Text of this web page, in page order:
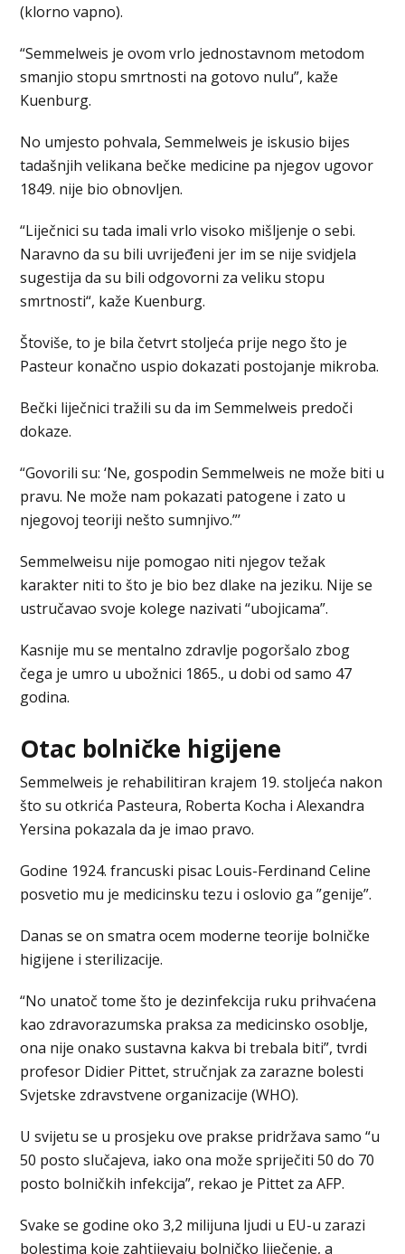
(klorno vapno).
“Semmelweis je ovom vrlo jednostavnom metodom
smanjio stopu smrtnosti na gotovo nulu”, kaže
Kuenburg.
No umjesto pohvala, Semmelweis je iskusio bijes
tadašnjih velikana bečke medicine pa njegov ugovor
1849. nije bio obnovljen.
“Liječnici su tada imali vrlo visoko mišljenje o sebi.
Naravno da su bili uvrijeđeni jer im se nije svidjela
sugestija da su bili odgovorni za veliku stopu
smrtnosti“, kaže Kuenburg.
Štoviše, to je bila četvrt stoljeća prije nego što je
Pasteur konačno uspio dokazati postojanje mikroba.
Bečki liječnici tražili su da im Semmelweis predoči
dokaze.
“Govorili su: ‘Ne, gospodin Semmelweis ne može biti u
pravu. Ne može nam pokazati patogene i zato u
njegovoj teoriji nešto sumnjivo.”’
Semmelweisu nije pomogao niti njegov težak
karakter niti to što je bio bez dlake na jeziku. Nije se
ustručavao svoje kolege nazivati “ubojicama”.
Kasnije mu se mentalno zdravlje pogoršalo zbog
čega je umro u ubožnici 1865., u dobi od samo 47
godina.
Otac bolničke higijene
Semmelweis je rehabilitiran krajem 19. stoljeća nakon
što su otkrića Pasteura, Roberta Kocha i Alexandra
Yersina pokazala da je imao pravo.
Godine 1924. francuski pisac Louis-Ferdinand Celine
posvetio mu je medicinsku tezu i oslovio ga ”genije”.
Danas se on smatra ocem moderne teorije bolničke
higijene i sterilizacije.
“No unatoč tome što je dezinfekcija ruku prihvaćena
kao zdravorazumska praksa za medicinsko osoblje,
ona nije onako sustavna kakva bi trebala biti”, tvrdi
profesor Didier Pittet, stručnjak za zarazne bolesti
Svjetske zdravstvene organizacije (WHO).
U svijetu se u prosjeku ove prakse pridržava samo “u
50 posto slučajeva, iako ona može spriječiti 50 do 70
posto bolničkih infekcija”, rekao je Pittet za AFP.
Svake se godine oko 3,2 milijuna ljudi u EU-u zarazi
bolestima koje zahtijevaju bolničko liječenje, a